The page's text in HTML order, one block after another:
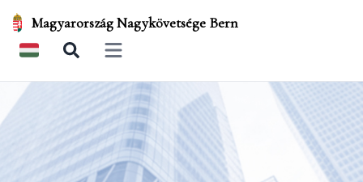
Magyarország Nagykövetsége Bern
Open main menu